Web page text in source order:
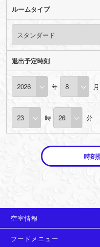
ルームタイプ
退出予定時刻
年 月
時 分
時刻
空室情報
フードメニュー